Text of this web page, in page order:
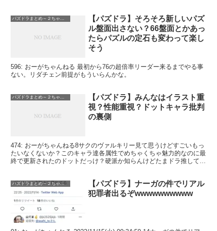
パズドラまとめ～２ちゃんねる
【パズドラ】そろそろ新しいパズ
ル盤面出さない？66盤面とかあっ
たらパズルの定石も変わって楽し
そう
596: おーがちゃんねる 最初から76の超倍率リーダー来るまでやる事
ない。リダチェン前提がもういらんかな。
パズドラまとめ～２ちゃんねる
【パズドラ】みんなはイラスト重
視？性能重視？ドットキャラ批判
の裏側
474: おーがちゃんねる8サクのヴァルキリー見て思うけどすごいもっ
たいなくないか？このキャラ達各属性でめちゃくちゃ魅力的なのに最
終で更新されたのドットだっけ？硬派か知らんけどたまドラ推してる
パズドラまとめ～２ちゃんねる
【パズドラ】ナーガの件でリアル
犯罪者出るぞwwwwwwwwww